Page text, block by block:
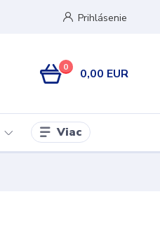
Prihlásenie
0 0,00 EUR
Viac